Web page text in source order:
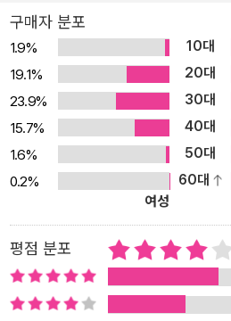
구매자 분포
1.9% 10대
19.1%
20대
23.9%
30대
15.7%
40대
1.6%
50대
0.2%
60대
여성
평점 분포